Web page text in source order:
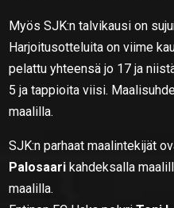
Myös SJK:n talvikausi on
Harjoitusotteluita on viime
pelattu yhteensä jo 17 ja
5 ja tappioita viisi.
maalilla.
SJK:n parhaat maalintekijät
Palosaari kahdeksalla
maalilla.